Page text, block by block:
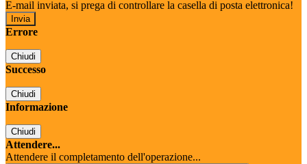
E-mail inviata, si prega di controllare la casella di posta elettronica!
Errore
Chiudi
Successo
Chiudi
Informazione
Chiudi
Attendere...
Attendere il completamento dell'operazione...